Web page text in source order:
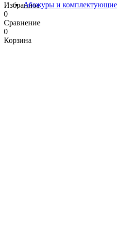
Абажуры и комплектующие
Избранное
0
Сравнение
0
Корзина